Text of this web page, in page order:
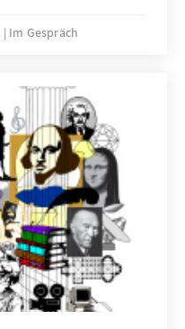
2007 bis
Wer
sein,
und die breiten
will, ist herzlich
aus dem
Im Gespräch